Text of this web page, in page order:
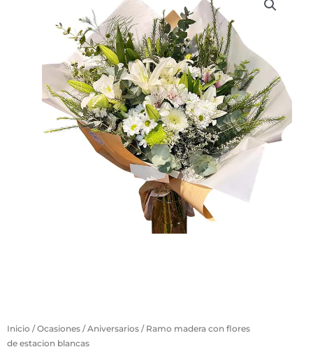
Inicio / Ocasiones / Aniversarios / Ramo madera con flores
de estacion blancas